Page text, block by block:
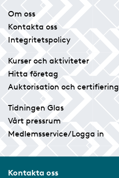
Om oss
Kontakta oss
Integritetspolicy
Kurser och aktiviteter
Hitta företag
Auktorisation och certifiering
Tidningen Glas
Vårt pressrum
Medlemsservice/Logga in
Kontakta oss